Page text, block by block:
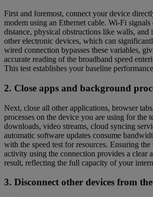
First and foremost, connect your device
modem using an Ethernet cable. Wi-Fi signals
distance, physical obstructions like walls, and
other electronic devices, which can
wired connection bypasses these variables,
accurate reading of the broadband speed
This test establishes your baseline
2. Close apps and background
Next, close all other applications, browser
processes on the device you are using for the
downloads, video streams, cloud syncing
automatic software updates consume
with the speed test for resources. Ensuring
activity using the connection provides a clear
result, reflecting the full capacity of your
3. Disconnect other devices from